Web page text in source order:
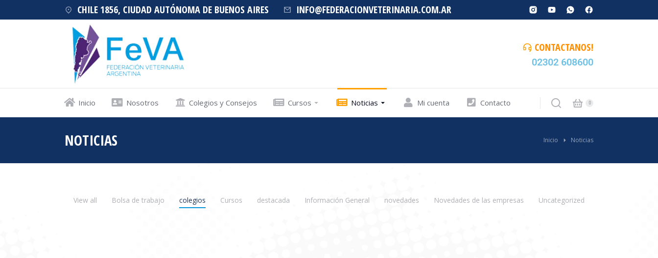
CHILE 1856, CIUDAD AUTÓNOMA DE BUENOS AIRES INFO@FEDERACIONVETERINARIA.COM.AR
CONTACTANOS!
02302 608600
Inicio Nosotros Colegios y Consejos Cursos Noticias Mi cuenta Contacto
NOTICIAS Inicio Noticias
View all Bolsa de trabajo colegios Cursos destacada Información General novedades Novedades de las empresas Uncategorized